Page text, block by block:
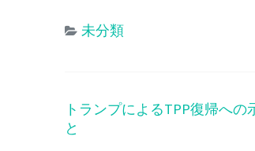
未分類
投
トランプによるTPP復帰への
と